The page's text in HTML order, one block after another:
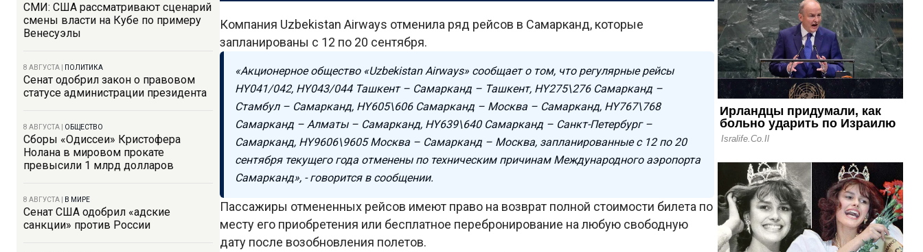
СМИ: США рассматривают сценарий
смены власти на Кубе по примеру
Венесуэлы
8 АВГУСТА ПОЛИТИКА
Сенат одобрил закон о правовом
статусе администрации президента
8 АВГУСТА ОБЩЕСТВО
Сборы «Одиссеи» Кристофера
Нолана в мировом прокате
превысили 1 млрд долларов
8 АВГУСТА В МИРЕ
Сенат США одобрил «адские
санкции» против России
Компания Uzbekistan Airways отменила ряд рейсов в Самарканд, которые
запланированы с 12 по 20 сентября.
«Акционерное общество «Uzbekistan Airways» сообщает о том, что регулярные рейсы
HY041/042, HY043/044 Ташкент – Самарканд – Ташкент, HY275\276 Самарканд –
Стамбул – Самарканд, HY605\606 Самарканд – Москва – Самарканд, HY767\768
Самарканд – Алматы – Самарканд, HY639\640 Самарканд – Санкт-Петербург –
Самарканд, HY9606\9605 Москва – Самарканд – Москва, запланированные с 12 по 20
сентября текущего года отменены по техническим причинам Международного аэропорта
Самарканд», - говорится в сообщении.
Пассажиры отмененных рейсов имеют право на возврат полной стоимости билета по
месту его приобретения или бесплатное перебронирование на любую свободную
дату после возобновления полетов.